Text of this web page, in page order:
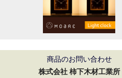
商品のお問い合わせ
株式会社 柿下木材工業所